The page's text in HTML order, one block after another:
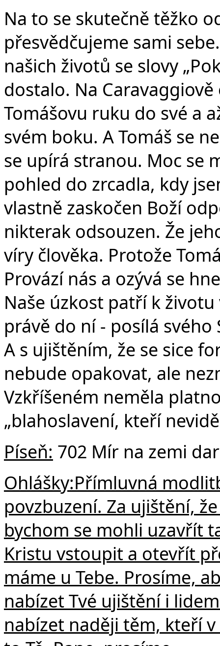
Na to se skutečně těžko
přesvědčujeme sami
našich životů se slovy
dostalo. Na
Tomášovu ruku do své a
svém boku. A Tomáš se
se upírá stranou. Moc se
pohled do zrcadla, kdy
vlastně zaskočen Boží
nikterak odsouzen. Že
víry člověka. Protože
Provází nás a ozývá se
Naše úzkost patří k
právě do ní - posílá svého
A s ujištěním, že se sice
nebude opakovat, ale
Vzkříšeném neměla
„blahoslavení, kteří
Píseň: 702 Mír na zemi
Ohlášky:Přímluvná
povzbuzení. Za ujištění,
bychom se mohli uzavřít
Kristu vstoupit a otevřít
máme u Tebe. Prosíme,
nabízet Tvé ujištění i
nabízet naději těm, kteří